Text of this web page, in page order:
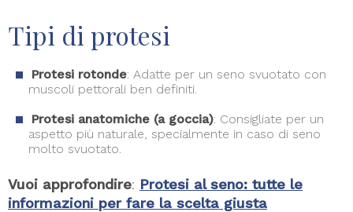
Tipi di protesi
Protesi rotonde: Adatte per un seno svuotato con
muscoli pettorali ben definiti.
Protesi anatomiche (a goccia): Consigliate per un
aspetto più naturale, specialmente in caso di seno
molto svuotato.
Vuoi approfondire: Protesi al seno: tutte le
informazioni per fare la scelta giusta